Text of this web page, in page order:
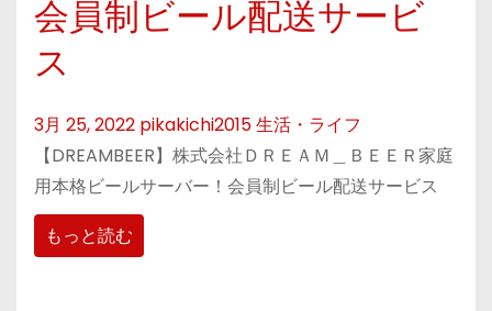
会員制ビール配送サービ
ス
3月 25, 2022 pikakichi2015生活・ライフ
【DREAMBEER】株式会社ＤＲＥＡＭ＿ＢＥＥＲ家庭
用本格ビールサーバー！会員制ビール配送サービス
もっと読む